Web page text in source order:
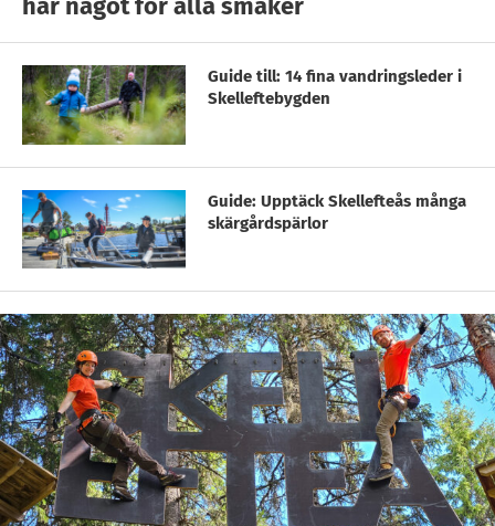
Guide till: 14 fina vandringsleder i
Skelleftebygden
Guide: Upptäck Skellefteås många
skärgårdspärlor